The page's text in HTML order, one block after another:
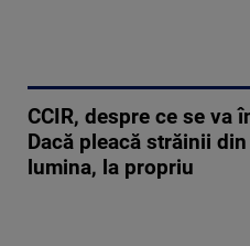
CCIR, despre ce se va
Dacă pleacă străinii
lumina, la propriu